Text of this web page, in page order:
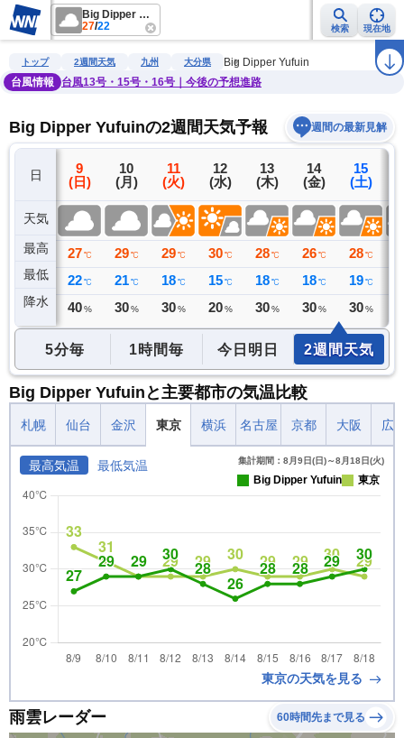
Big Dipper Yufuin
27/22 検索 現在地
雨雲レーダー 台風情報 地震情報 警報・注意報 ラ
トップ 2週間天気 九州 大分県
Big Dipper Yufuin
台風情報
台風13号・15号・16号｜今後の予想進路
Big Dipper Yufuinの2週間天気予報 週間の最新見解
日
天気
最高
最低
降水
8
(土)
28 ℃
23 ℃
0 ミリ
9
(日)
27 ℃
22 ℃
40 %
10
(月)
29 ℃
21 ℃
30 %
11
(火)
29 ℃
18 ℃
30 %
12
(水)
30 ℃
15 ℃
20 %
13
(木)
28 ℃
18 ℃
30 %
14
(金)
26 ℃
18 ℃
30 %
15
(土)
28 ℃
19 ℃
30 %
5分毎 1時間毎 今日明日 2週間天気
Big Dipper Yufuinと主要都市の気温比較
札幌 仙台 金沢 東京 横浜 名古屋 京都 大阪 広
最高気温 最低気温 集計期間：8月9日(日)～8月18日(火)
Big Dipper Yufuin 東京
東京の天気を見る
雨雲レーダー 60時間先まで見る